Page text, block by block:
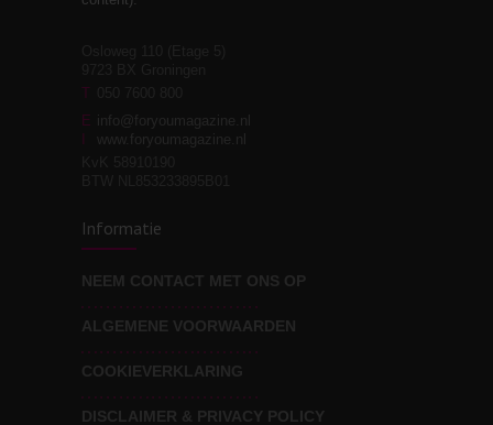
moeite!
Wat voor leider wil jij
zijn?
T
E info@foryoumagazine.nl
www.foryoumagazine.nl
Informatie
NEEM CONTACT MET ONS OP
ALGEMENE VOORWAARDEN
COOKIEVERKLARING
DISCLAIMER & PRIVACY POLICY